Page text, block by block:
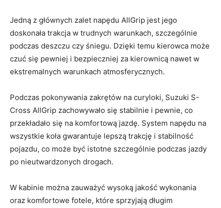
Jedną z głównych zalet napędu AllGrip jest jego
doskonała trakcja w ⁣trudnych warunkach, szczególnie
podczas deszczu czy śniegu. Dzięki temu kierowca może
czuć się pewniej i bezpieczniej za kierownicą nawet w
ekstremalnych warunkach​ atmosferycznych.
Podczas pokonywania zakrętów na curyloki, Suzuki S-
Cross ⁣AllGrip zachowywało się​ stabilnie i pewnie, co
przekładało się na komfortową jazdę. System napędu na
wszystkie koła gwarantuje lepszą trakcję i‍ stabilność
pojazdu, co może⁢ być istotne szczególnie podczas ‌jazdy
po nieutwardzonych drogach.
W kabinie można zauważyć‌ wysoką jakość wykonania
oraz komfortowe fotele,‍ które sprzyjają długim